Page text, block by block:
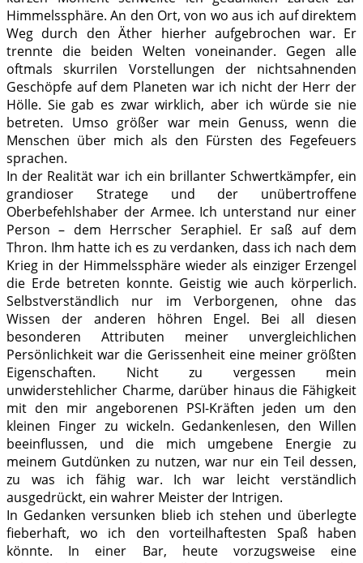
Himmelssphäre. An den Ort, von wo aus ich auf direktem
Weg durch den Äther hierher aufgebrochen war. Er
trennte die beiden Welten voneinander. Gegen alle
oftmals skurrilen Vorstellungen der nichtsahnenden
Geschöpfe auf dem Planeten war ich nicht der Herr der
Hölle. Sie gab es zwar wirklich, aber ich würde sie nie
betreten. Umso größer war mein Genuss, wenn die
Menschen über mich als den Fürsten des Fegefeuers
sprachen.
In der Realität war ich ein brillanter Schwertkämpfer, ein
grandioser Stratege und der unübertroffene
Oberbefehlshaber der Armee. Ich unterstand nur einer
Person – dem Herrscher Seraphiel. Er saß auf dem
Thron. Ihm hatte ich es zu verdanken, dass ich nach dem
Krieg in der Himmelssphäre wieder als einziger Erzengel
die Erde betreten konnte. Geistig wie auch körperlich.
Selbstverständlich nur im Verborgenen, ohne das
Wissen der anderen höhren Engel. Bei all diesen
besonderen Attributen meiner unvergleichlichen
Persönlichkeit war die Gerissenheit eine meiner größten
Eigenschaften. Nicht zu vergessen mein
unwiderstehlicher Charme, darüber hinaus die Fähigkeit
mit den mir angeborenen PSI-Kräften jeden um den
kleinen Finger zu wickeln. Gedankenlesen, den Willen
beeinflussen, und die mich umgebene Energie zu
meinem Gutdünken zu nutzen, war nur ein Teil dessen,
zu was ich fähig war. Ich war leicht verständlich
ausgedrückt, ein wahrer Meister der Intrigen.
In Gedanken versunken blieb ich stehen und überlegte
fieberhaft, wo ich den vorteilhaftesten Spaß haben
könnte. In einer Bar, heute vorzugsweise eine